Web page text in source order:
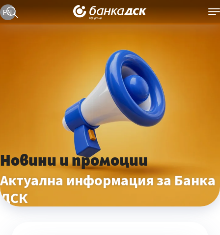
Текуща езикова версия е българска
EN
Новини и промоции
Актуална информация за Банка
ДСК